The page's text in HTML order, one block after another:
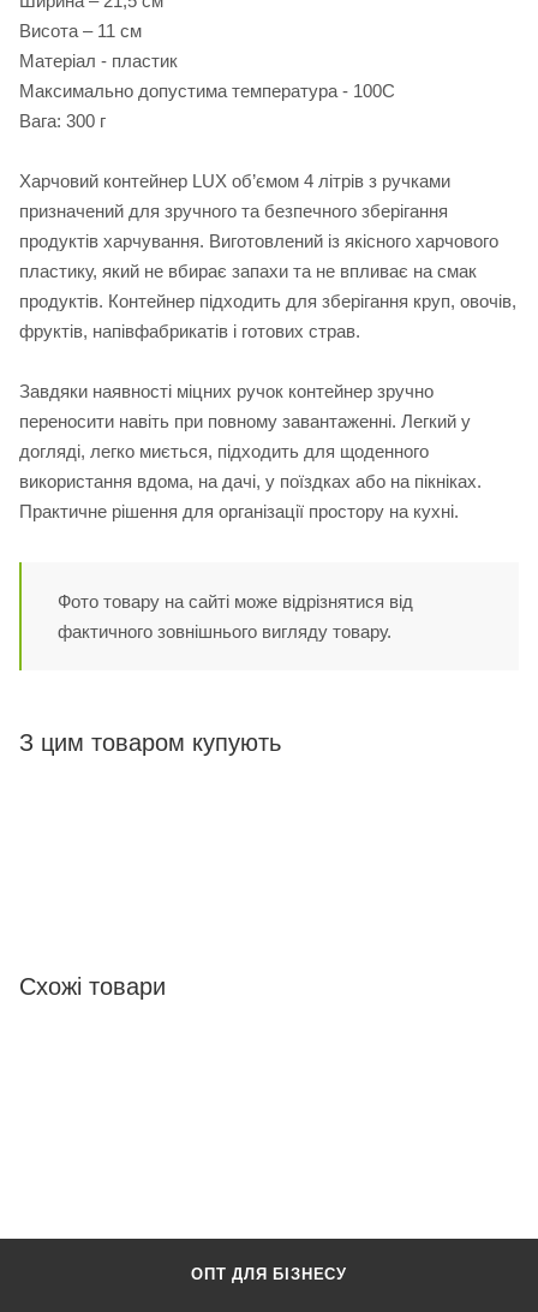
Висота – 11 см
Матеріал - пластик
Максимально допустима температура - 100С
Вага: 300 г
Харчовий контейнер LUX об’ємом 4 літрів з ручками
призначений для зручного та безпечного зберігання
продуктів харчування. Виготовлений із якісного харчового
пластику, який не вбирає запахи та не впливає на смак
продуктів. Контейнер підходить для зберігання круп, овочів,
фруктів, напівфабрикатів і готових страв.
Завдяки наявності міцних ручок контейнер зручно
переносити навіть при повному завантаженні. Легкий у
догляді, легко миється, підходить для щоденного
використання вдома, на дачі, у поїздках або на пікніках.
Практичне рішення для організації простору на кухні.
Фото товару на сайті може відрізнятися від
фактичного зовнішнього вигляду товару.
З цим товаром купують
Схожі товари
ОПТ ДЛЯ БІЗНЕСУ